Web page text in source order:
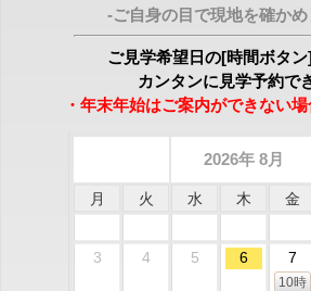
-ご自身の目で現地を確か
ご見学希望日の[時間ボタ
カンタンに見学予約で
・年末年始はご案内ができない場
2026年 8月
月 火 水 木 金
3
4 5 6 7
10時